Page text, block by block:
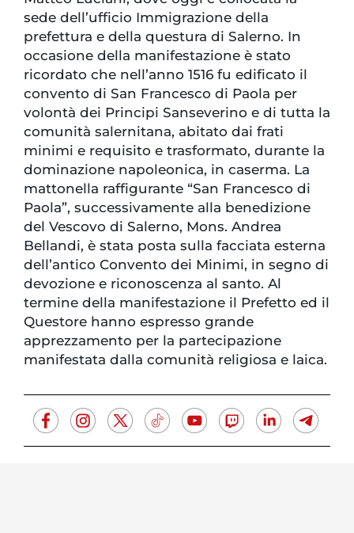
sede dell’ufficio Immigrazione della
prefettura e della questura di Salerno. In
occasione della manifestazione è stato
ricordato che nell’anno 1516 fu edificato il
convento di San Francesco di Paola per
volontà dei Principi Sanseverino e di tutta la
comunità salernitana, abitato dai frati
minimi e requisito e trasformato, durante la
dominazione napoleonica, in caserma. La
mattonella raffigurante “San Francesco di
Paola”, successivamente alla benedizione
del Vescovo di Salerno, Mons. Andrea
Bellandi, è stata posta sulla facciata esterna
dell’antico Convento dei Minimi, in segno di
devozione e riconoscenza al santo. Al
termine della manifestazione il Prefetto ed il
Questore hanno espresso grande
apprezzamento per la partecipazione
manifestata dalla comunità religiosa e laica.